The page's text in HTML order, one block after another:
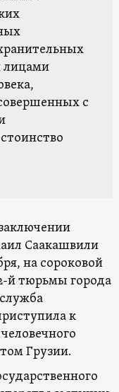
лицами
с
Саакашвили
на сороковой
й тюрьмы города
к
Грузии.